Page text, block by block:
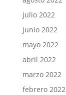
julio 2022
junio 2022
mayo 2022
abril 2022
marzo 2022
febrero 2022